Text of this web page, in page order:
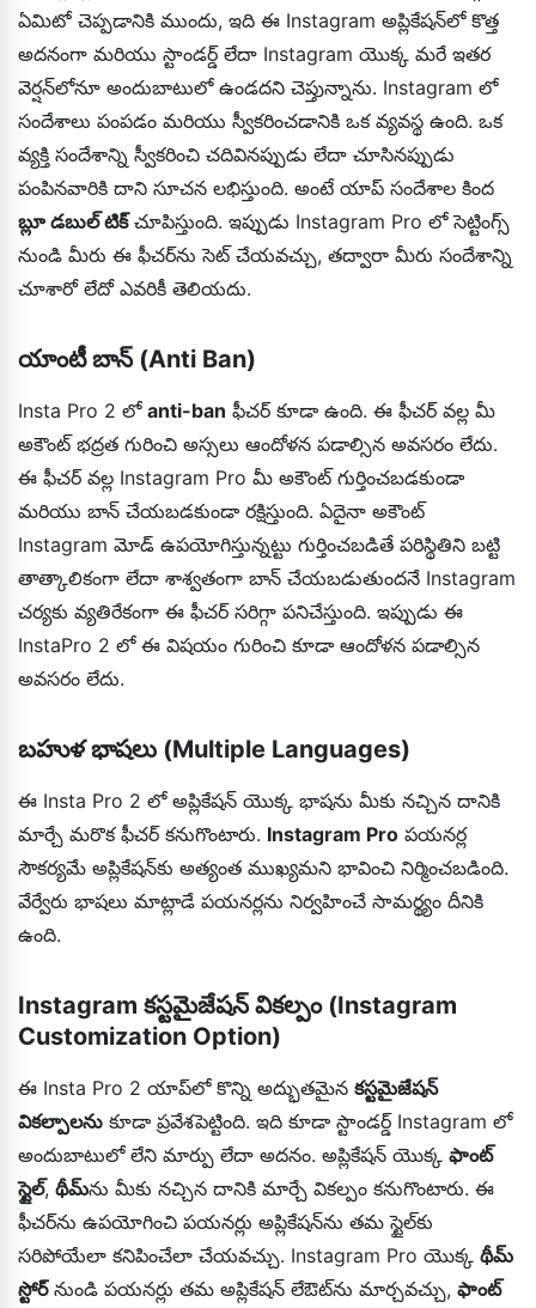
ఏమిటో చెప్పడానికి ముందు, ఇది ఈ Instagram అప్లికేషన్‌లో కొత్త
అదనంగా మరియు స్టాండర్డ్ లేదా Instagram యొక్క మరే ఇతర
వెర్షన్‌లోనూ అందుబాటులో ఉండదని చెప్తున్నాను. Instagram లో
సందేశాలు పంపడం మరియు స్వీకరించడానికి ఒక వ్యవస్థ ఉంది. ఒక
వ్యక్తి సందేశాన్ని స్వీకరించి చదివినప్పుడు లేదా చూసినప్పుడు
పంపినవారికి దాని సూచన లభిస్తుంది. అంటే యాప్ సందేశాల కింద
బ్లూ డబుల్ టిక్చూపిస్తుంది. ఇప్పుడు Instagram Pro లో సెట్టింగ్స్
నుండి మీరు ఈ ఫీచర్‌ను సెట్ చేయవచ్చు, తద్వారా మీరు సందేశాన్ని
చూశారో లేదో ఎవరికీ తెలియదు.
యాంటీ బాన్ (Anti Ban)
Insta Pro 2 లో anti-ban ఫీచర్ కూడా ఉంది. ఈ ఫీచర్ వల్ల మీ
అకౌంట్ భద్రత గురించి అస్సలు ఆందోళన పడాల్సిన అవసరం లేదు.
ఈ ఫీచర్ వల్ల Instagram Pro మీ అకౌంట్ గుర్తించబడకుండా
మరియు బాన్ చేయబడకుండా రక్షిస్తుంది. ఏదైనా అకౌంట్
Instagram మోడ్ ఉపయోగిస్తున్నట్టు గుర్తించబడితే పరిస్థితిని బట్టి
తాత్కాలికంగా లేదా శాశ్వతంగా బాన్ చేయబడుతుందనే Instagram
చర్యకు వ్యతిరేకంగా ఈ ఫీచర్ సరిగ్గా పనిచేస్తుంది. ఇప్పుడు ఈ
InstaPro 2 లో ఈ విషయం గురించి కూడా ఆందోళన పడాల్సిన
అవసరం లేదు.
బహుళ భాషలు (Multiple Languages)
ఈ Insta Pro 2 లో అప్లికేషన్ యొక్క భాషను మీకు నచ్చిన దానికి
మార్చే మరొక ఫీచర్ కనుగొంటారు. Instagram Pro పయనర్ల
సౌకర్యమే అప్లికేషన్‌కు అత్యంత ముఖ్యమని భావించి నిర్మించబడింది.
వేర్వేరు భాషలు మాట్లాడే పయనర్లను నిర్వహించే సామర్థ్యం దీనికి
ఉంది.
Instagram కస్టమైజేషన్ వికల్పం (Instagram
Customization Option)
ఈ Insta Pro 2 యాప్‌లో కొన్ని అద్భుతమైన కస్టమైజేషన్
వికల్పాలను కూడా ప్రవేశపెట్టింది. ఇది కూడా స్టాండర్డ్ Instagram లో
అందుబాటులో లేని మార్పు లేదా అదనం. అప్లికేషన్ యొక్క ఫాంట్
స్టైల్, థీమ్ను మీకు నచ్చిన దానికి మార్చే వికల్పం కనుగొంటారు. ఈ
ఫీచర్‌ను ఉపయోగించి పయనర్లు అప్లికేషన్‌ను తమ స్టైల్‌కు
సరిపోయేలా కనిపించేలా చేయవచ్చు. Instagram Pro యొక్క థీమ్
స్టోర్నుండి పయనర్లు తమ అప్లికేషన్ లేఔట్‌ను మార్చవచ్చు, ఫాంట్